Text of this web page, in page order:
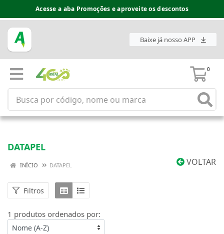
Acesse a aba Promoções e aproveite os descontos
Baixe já nosso APP
0
DATAPEL
VOLTAR
INÍCIO DATAPEL
Filtros
1 produtos ordenados por: